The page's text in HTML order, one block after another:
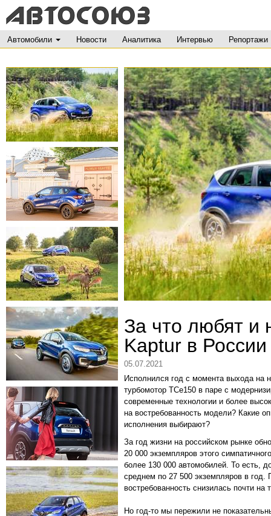
Автомобили Новости Аналитика Интервью Репортажи
За что любят и
Kaptur в России
05.07.2021
Исполнился год с момента выхода на
турбомотор TCe150 в паре с
современные технологии и более
на востребованность модели? Какие
исполнения выбирают?
За год жизни на российском рынке
20 000 экземпляров этого
более 130 000 автомобилей. То есть,
среднем по 27 500 экземпляров в
востребованность снизилась почти на
Но год-то мы пережили не